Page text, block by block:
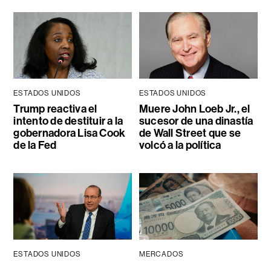
ESTADOS UNIDOS
Trump reactiva el
intento de destituir a la
gobernadora Lisa Cook
de la Fed
ESTADOS UNIDOS
Muere John Loeb Jr., el
sucesor de una dinastía
de Wall Street que se
volcó a la política
ESTADOS UNIDOS MERCADOS